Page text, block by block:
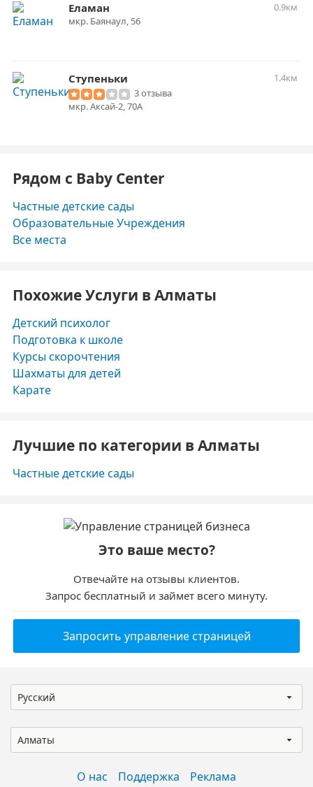
Еламан
0.9км
мкр. Баянаул, 56
Ступеньки
1.4км
3 отзыва
мкр. Аксай-2, 70А
Рядом с Baby Center
Частные детские сады
Образовательные Учреждения
Все места
Похожие Услуги в Алматы
Детский психолог
Подготовка к школе
Курсы скорочтения
Шахматы для детей
Карате
Лучшие по категории в Алматы
Частные детские сады
Это ваше место?
Отвечайте на отзывы клиентов.
Запрос бесплатный и займет всего минуту.
Запросить управление страницей
Русский
Алматы
О нас Поддержка Реклама